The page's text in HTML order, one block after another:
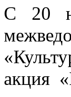
С 20
акция